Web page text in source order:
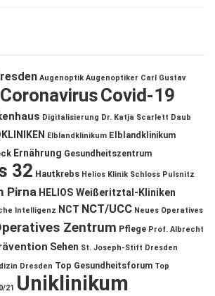
Augenoptik Augenoptiker Carl Gustav
CoronavirusCovid-19
Digitalisierung Dr. Katja Scarlett Daub
Elblandklinikum Elblandklinikum
Ernährung Gesundheitszentrum
32 Hautkrebs Helios Klinik Schloss Pulsnitz
Pirna HELIOS Weißeritztal-Kliniken
Intelligenz NCT NCT/UCC Neues Operatives
Zentrum Pflege Prof. Albrecht
Sehen St. Joseph-Stift Dresden
Dresden Top Gesundheitsforum Top
21 Uniklinikum